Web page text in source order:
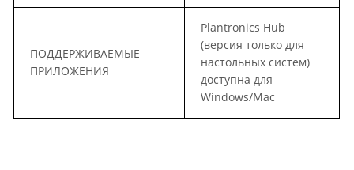
ПОДДЕРЖИВАЕМЫЕ
ПРИЛОЖЕНИЯ
Plantronics Hub
(версия только для
настольных систем)
доступна для
Windows/Mac